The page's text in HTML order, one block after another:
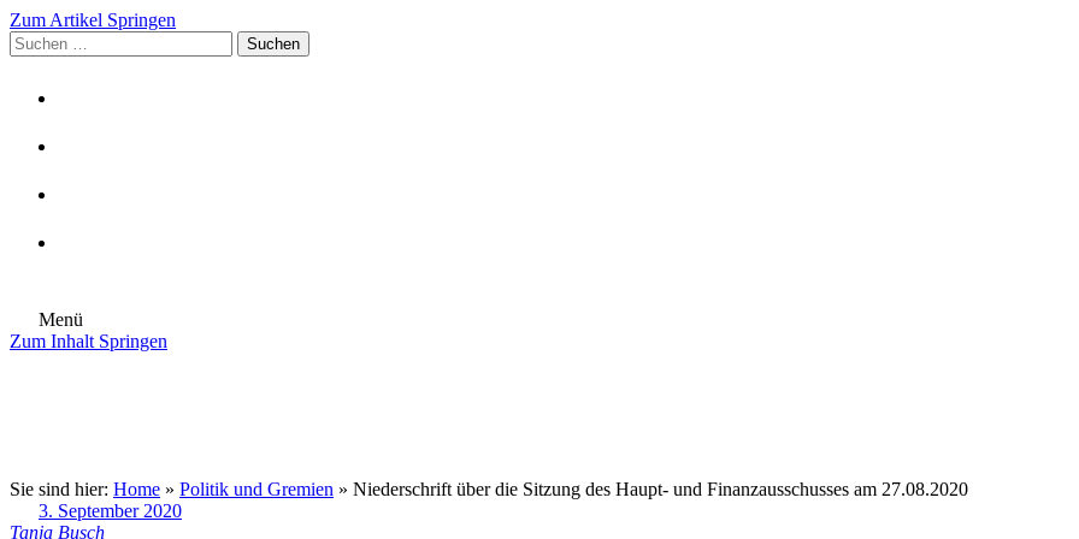
Zum Artikel Springen
Suchen
nach:
Menü
Zum Inhalt Springen
Sie sind hier: Home » Politik und Gremien » Niederschrift über die Sitzung des Haupt- und Finanzausschusses am 27.08.2020
3. September 2020
Tanja Busch